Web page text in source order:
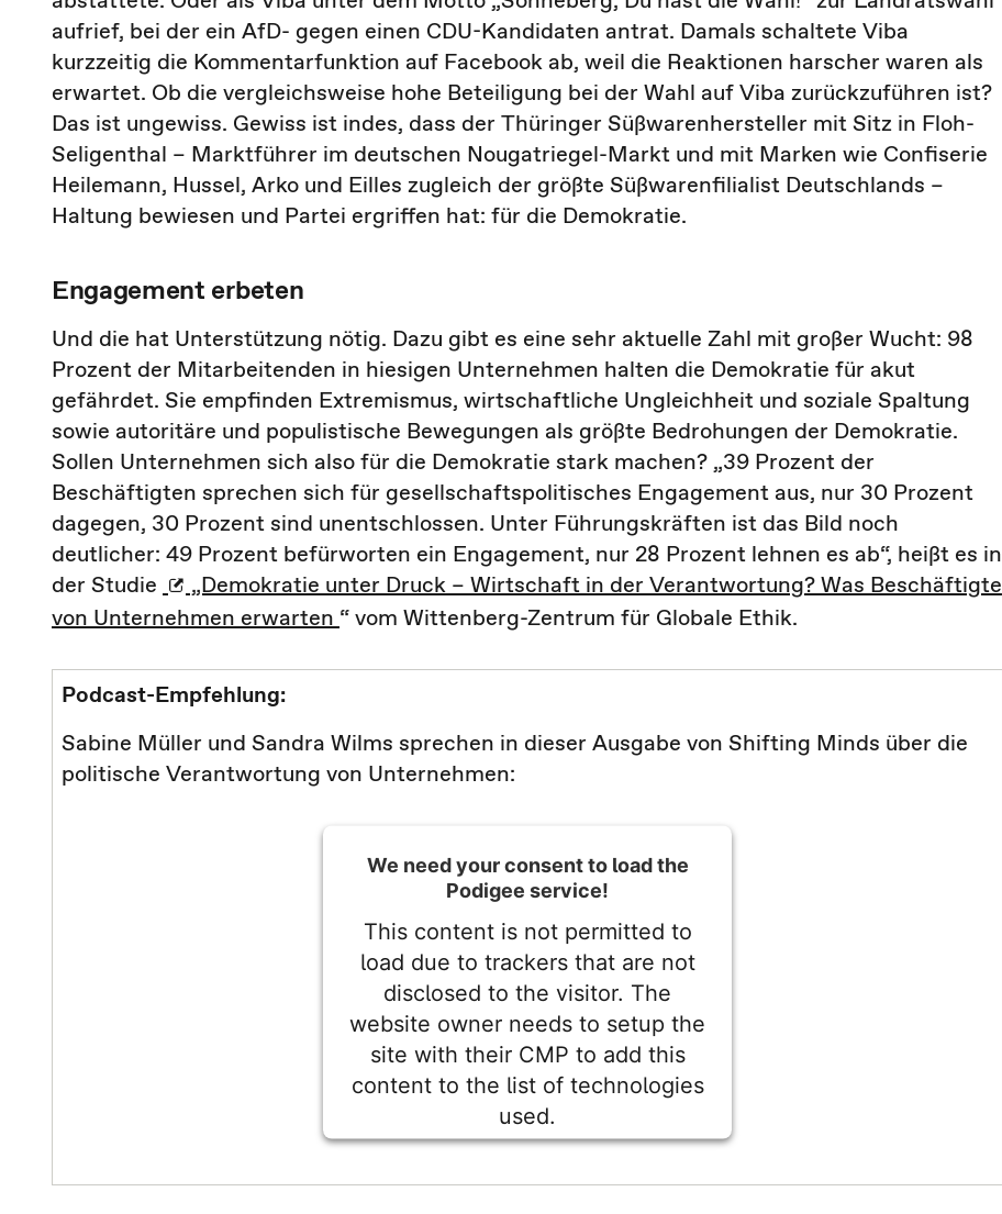
aufrief, bei der ein AfD- gegen einen CDU-Kandidaten antrat. Damals schaltete Viba
kurzzeitig die Kommentarfunktion auf Facebook ab, weil die Reaktionen harscher waren als
erwartet. Ob die vergleichsweise hohe Beteiligung bei der Wahl auf Viba zurückzuführen ist?
Das ist ungewiss. Gewiss ist indes, dass der Thüringer Süßwarenhersteller mit Sitz in Floh-
Seligenthal – Marktführer im deutschen Nougatriegel-Markt und mit Marken wie Confiserie
Heilemann, Hussel, Arko und Eilles zugleich der größte Süßwarenfilialist Deutschlands –
Haltung bewiesen und Partei ergriffen hat: für die Demokratie.
Engagement erbeten
Und die hat Unterstützung nötig. Dazu gibt es eine sehr aktuelle Zahl mit großer Wucht: 98
Prozent der Mitarbeitenden in hiesigen Unternehmen halten die Demokratie für akut
gefährdet. Sie empfinden Extremismus, wirtschaftliche Ungleichheit und soziale Spaltung
sowie autoritäre und populistische Bewegungen als größte Bedrohungen der Demokratie.
Sollen Unternehmen sich also für die Demokratie stark machen? „39 Prozent der
Beschäftigten sprechen sich für gesellschaftspolitisches Engagement aus, nur 30 Prozent
dagegen, 30 Prozent sind unentschlossen. Unter Führungskräften ist das Bild noch
deutlicher: 49 Prozent befürworten ein Engagement, nur 28 Prozent lehnen es ab“, heißt es in
der Studie
„Demokratie unter Druck – Wirtschaft in der Verantwortung? Was Beschäftigte
von Unternehmen erwarten “vom Wittenberg-Zentrum für Globale Ethik.
Podcast-Empfehlung:
Sabine Müller und Sandra Wilms sprechen in dieser Ausgabe von Shifting Minds über die
politische Verantwortung von Unternehmen:
We need your consent to load the
Podigee service!
This content is not permitted to
load due to trackers that are not
disclosed to the visitor. The
website owner needs to setup the
site with their CMP to add this
content to the list of technologies
used.
Platform